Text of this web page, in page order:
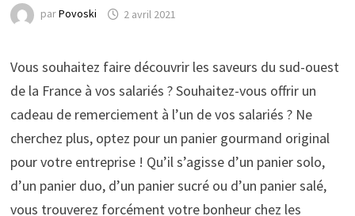
parPovoski 2 avril 2021
Vous souhaitez faire découvrir les saveurs du sud-ouest
de la France à vos salariés ? Souhaitez-vous offrir un
cadeau de remerciement à l’un de vos salariés ? Ne
cherchez plus, optez pour un panier gourmand original
pour votre entreprise ! Qu’il s’agisse d’un panier solo,
d’un panier duo, d’un panier sucré ou d’un panier salé,
vous trouverez forcément votre bonheur chez les